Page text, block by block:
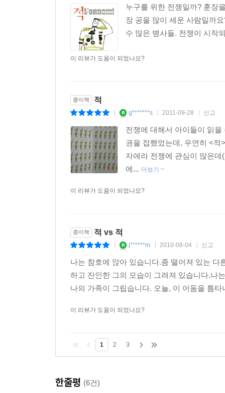
누구를 위한 전쟁일까? 훈장
장 공을 많이 세운 사람일까
수 많은 병사들. 전쟁이 시작
이 리뷰가 도움이 되었나요?
종이책 적
g*******s 2011-09-28 신고
전쟁에 대해서 아이들이 읽
권을 접했었는데, 우연히 <적
자애라 전쟁에 관심이 많은
에... 더보기
이 리뷰가 도움이 되었나요?
종이책 적 vs 적
j******m 2010-06-04 신고
나는 참호에 앉아 있습니다.좀 떨어져 있는
하고 잔인한 그의 모습이 그려져 있습니다.나
나의 가족이 그립습니다. 오늘, 이 어둠을 틈
이 리뷰가 도움이 되었나요?
1 2 3
한줄평 (6건)